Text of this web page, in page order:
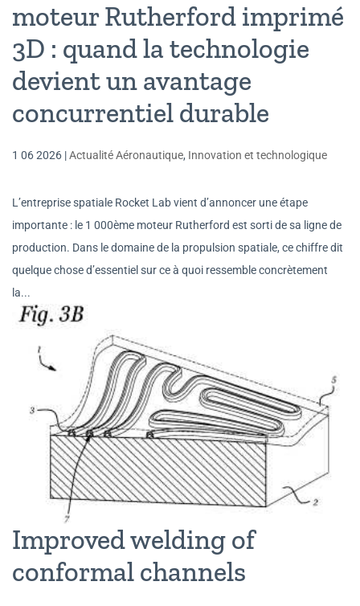
moteur Rutherford imprimé
3D : quand la technologie
devient un avantage
concurrentiel durable
1 06 2026 |Actualité Aéronautique, Innovation et technologique
L’entreprise spatiale Rocket Lab vient d’annoncer une étape
importante : le 1 000ème moteur Rutherford est sorti de sa ligne de
production. Dans le domaine de la propulsion spatiale, ce chiffre dit
quelque chose d’essentiel sur ce à quoi ressemble concrètement
la...
Improved welding of
conformal channels